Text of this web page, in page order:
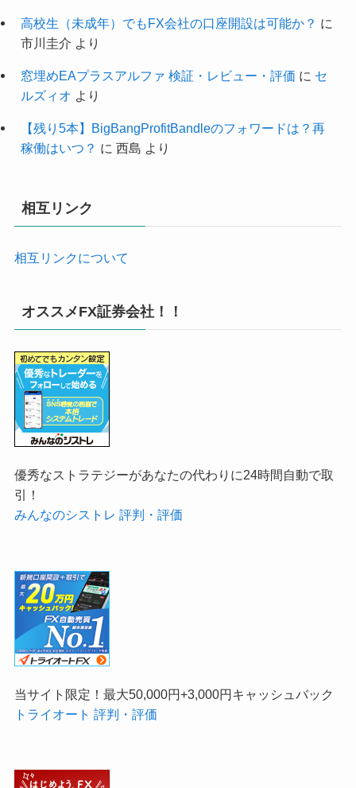
高校生（未成年）でもFX会社の口座開設は可能か？ に
市川圭介 より
窓埋めEAプラスアルファ 検証・レビュー・評価 に セ
ルズィオ より
【残り5本】BigBangProfitBandleのフォワードは？再
稼働はいつ？ に 西島 より
相互リンク
相互リンクについて
オススメFX証券会社！！
優秀なストラテジーがあなたの代わりに24時間自動で取
引！
みんなのシストレ 評判・評価
当サイト限定！最大50,000円+3,000円キャッシュバック
トライオート 評判・評価